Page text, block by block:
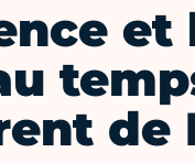
et
de